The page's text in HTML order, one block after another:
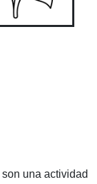
son una actividad